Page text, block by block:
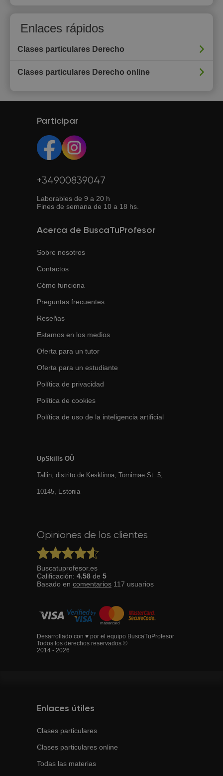
Enlaces rápidos
Clases particulares Derecho
Clases particulares Derecho online
Participar
+34900839047
Laborables de 9 a 20 h
Fines de semana de 10 a 18 hs.
Acerca de BuscaTuProfesor
Sobre nosotros
Contactos
Cómo funciona
Preguntas frecuentes
Reseñas
Estamos en los medios
Oferta para un tutor
Oferta para un estudiante
Política de privacidad
Política de cookies
Política de uso de la inteligencia artificial
UpSkills OÜ
Tallin, distrito de Kesklinna, Tornimаe St. 5,
10145, Estonia
Opiniones de los clientes
Buscatuprofesor.es
Calificación: 4.58 de 5
Basado en comentarios 117 usuarios
Desarrollado con ♥ por el equipo BuscaTuProfesor
Todos los derechos reservados ©
2014 - 2026
Enlaces útiles
Clases particulares
Clases particulares online
Todas las materias